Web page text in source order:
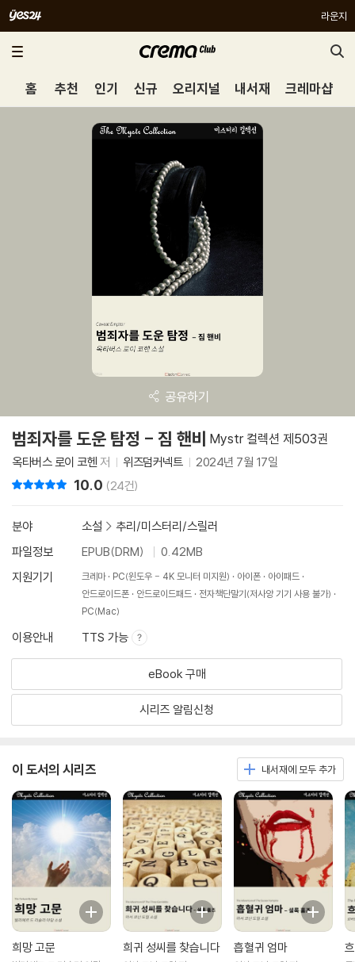
라운지
홈 추천 인기 신규 오리지널 내서재 크레마샵
공유하기
범죄자를 도운 탐정 - 짐 핸비 Mystr 컬렉션 제503권
옥타버스 로이 코헨 저 위즈덤커넥트 2024년 7월 17일
10.0 (24건)
분야 소설 > 추리/미스터리/스릴러
파일정보
EPUB(DRM)
0.42MB
지원기기
크레마 PC(윈도우 - 4K 모니터 미지원) 아이폰
아이패드
안드로이드폰
안드로이드패드
전자책단말기(저사양 기기 사용 불가)
PC(Mac)
이용안내 TTS 가능
eBook 구매
시리즈 알림신청
이 도서의 시리즈 내서재에 모두 추가
희망 고문 희귀 성씨를 찾습니다 흡혈귀 엄마